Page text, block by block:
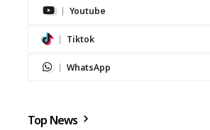
Youtube
Tiktok
WhatsApp
Top News